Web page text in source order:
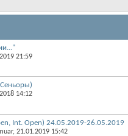
21:59
14:12
Int. Open) 24.05.2019-26.05.2019
, 21.01.2019 15:42